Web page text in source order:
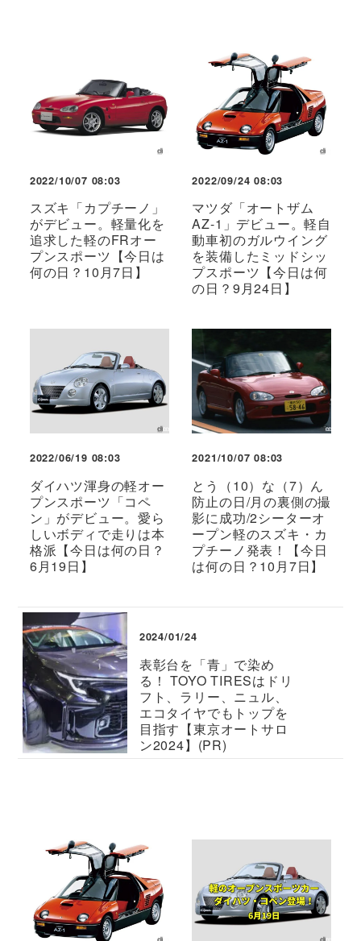
2022/10/07 08:03
スズキ「カプチーノ」
がデビュー。軽量化を
追求した軽のFRオー
プンスポーツ【今日は
何の日？10月7日】
2022/09/24 08:03
マツダ「オートザム
AZ-1」デビュー。軽自
動車初のガルウイング
を装備したミッドシッ
プスポーツ【今日は何
の日？9月24日】
2022/06/19 08:03
ダイハツ渾身の軽オー
プンスポーツ「コペ
ン」がデビュー。愛ら
しいボディで走りは本
格派【今日は何の日？
6月19日】
2021/10/07 08:03
とう（10）な（7）ん
防止の日/月の裏側の撮
影に成功/2シーターオ
ープン軽のスズキ・カ
プチーノ発表！【今日
は何の日？10月7日】
2024/01/24
表彰台を「青」で染め
る！ TOYO TIRESはドリ
フト、ラリー、ニュル、
エコタイヤでもトップを
目指す【東京オートサロ
ン2024】(PR)